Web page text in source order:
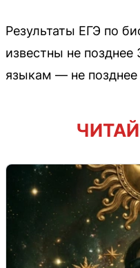
Результаты ЕГЭ по
известны не
языкам — не позднее